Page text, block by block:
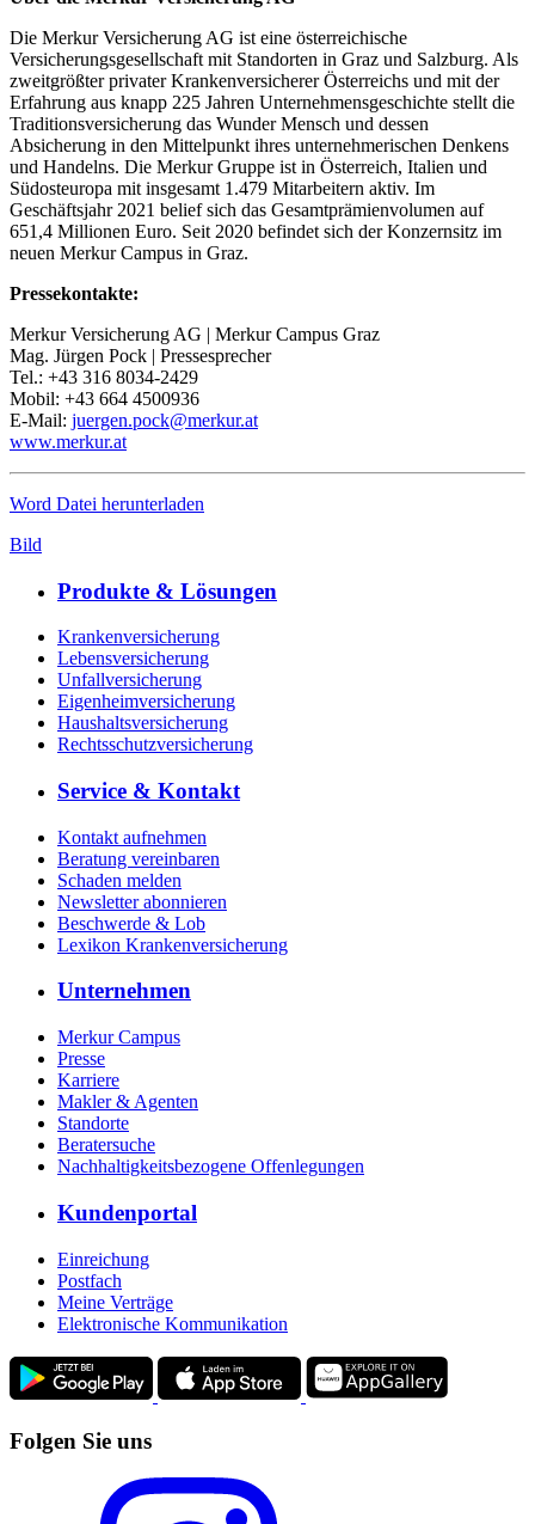
Die Merkur Versicherung AG ist eine österreichische
Versicherungsgesellschaft mit Standorten in Graz und Salzburg. Als
zweitgrößter privater Krankenversicherer Österreichs und mit der
Erfahrung aus knapp 225 Jahren Unternehmensgeschichte stellt die
Traditionsversicherung das Wunder Mensch und dessen
Absicherung in den Mittelpunkt ihres unternehmerischen Denkens
und Handelns. Die Merkur Gruppe ist in Österreich, Italien und
Südosteuropa mit insgesamt 1.479 Mitarbeitern aktiv. Im
Geschäftsjahr 2021 belief sich das Gesamtprämienvolumen auf
651,4 Millionen Euro. Seit 2020 befindet sich der Konzernsitz im
neuen Merkur Campus in Graz.
Pressekontakte:
Merkur Versicherung AG | Merkur Campus Graz
Mag. Jürgen Pock | Pressesprecher
Tel.: +43 316 8034-2429
Mobil: +43 664 4500936
E-Mail: juergen.pock@merkur.at
www.merkur.at
Word Datei herunterladen
Bild
Produkte & Lösungen
Krankenversicherung
Lebensversicherung
Unfallversicherung
Eigenheimversicherung
Haushaltsversicherung
Rechtsschutzversicherung
Service & Kontakt
Kontakt aufnehmen
Beratung vereinbaren
Schaden melden
Newsletter abonnieren
Beschwerde & Lob
Lexikon Krankenversicherung
Unternehmen
Merkur Campus
Presse
Karriere
Makler & Agenten
Standorte
Beratersuche
Nachhaltigkeitsbezogene Offenlegungen
Kundenportal
Einreichung
Postfach
Meine Verträge
Elektronische Kommunikation
Folgen Sie uns